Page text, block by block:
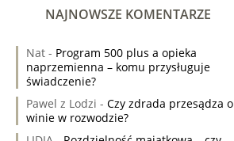
NAJNOWSZE KOMENTARZE
Nat - Program 500 plus a opieka
naprzemienna – komu przysługuje
świadczenie?
Pawel z Lodzi - Czy zdrada przesądza o
winie w rozwodzie?